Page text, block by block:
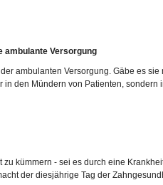
ambulante Versorgung
ambulanten Versorgung. Gäbe es sie
den Mündern von Patienten, sondern
kümmern - sei es durch eine
der diesjährige Tag der